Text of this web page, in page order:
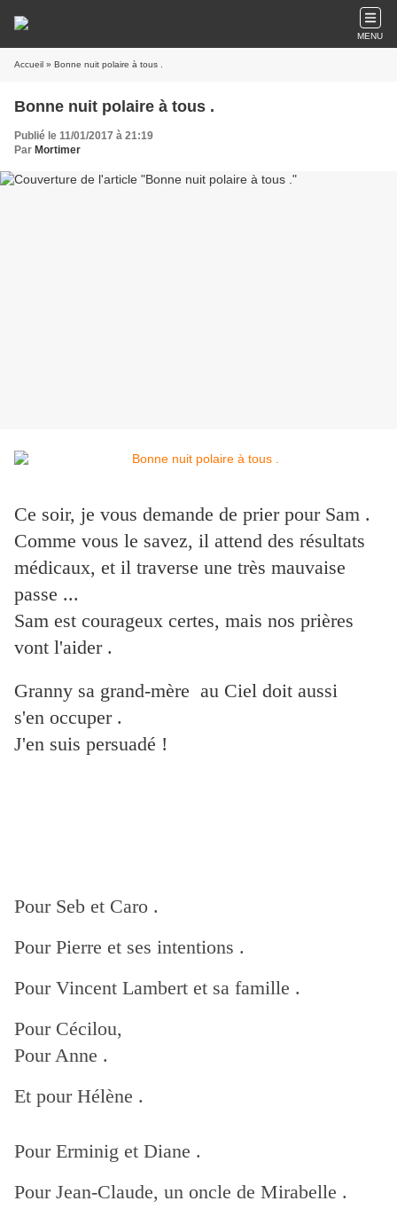
MENU
Accueil » Bonne nuit polaire à tous .
Bonne nuit polaire à tous .
Publié le 11/01/2017 à 21:19
Par Mortimer
Ce soir, je vous demande de prier pour Sam .
Comme vous le savez, il attend des résultats
médicaux, et il traverse une très mauvaise
passe ...
Sam est courageux certes, mais nos prières
vont l'aider .
Granny sa grand-mère au Ciel doit aussi
s'en occuper .
J'en suis persuadé !
Pour Seb et Caro .
Pour Pierre et ses intentions .
Pour Vincent Lambert et sa famille .
Pour Cécilou,
Pour Anne .
Et pour Hélène .
Pour Erminig et Diane .
Pour Jean-Claude, un oncle de Mirabelle .